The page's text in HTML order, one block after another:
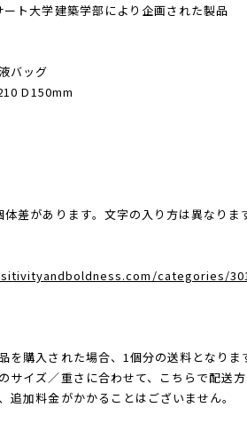
ト大学建築学部により企画された製品
バッグ
D150mm
差があります。文字の入り方は異なりま
categories/
を購入された場合、1個分の送料となりま
サイズ／重さに合わせて、こちらで配送
追加料金がかかることはございません。